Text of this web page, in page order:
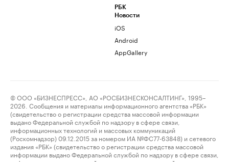
РБК
Новости
iOS
Android
AppGallery
© ООО «БИЗНЕСПРЕСС», АО «РОСБИЗНЕСКОНСАЛТИНГ», 1995–
2026. Сообщения и материалы информационного агентства «РБК»
(свидетельство о регистрации средства массовой информации
выдано Федеральной службой по надзору в сфере связи,
информационных технологий и массовых коммуникаций
(Роскомнадзор) 09.12.2015 за номером ИА №ФС77-63848) и сетевого
издания «РБК» (свидетельство о регистрации средства массовой
информации выдано Федеральной службой по надзору в сфере связи,